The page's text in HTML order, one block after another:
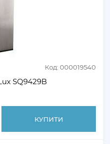
Код: 000019540
SQ9429B
КУПИТИ